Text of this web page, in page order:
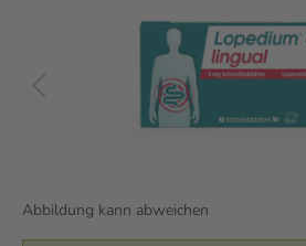
Abbildung kann abweichen